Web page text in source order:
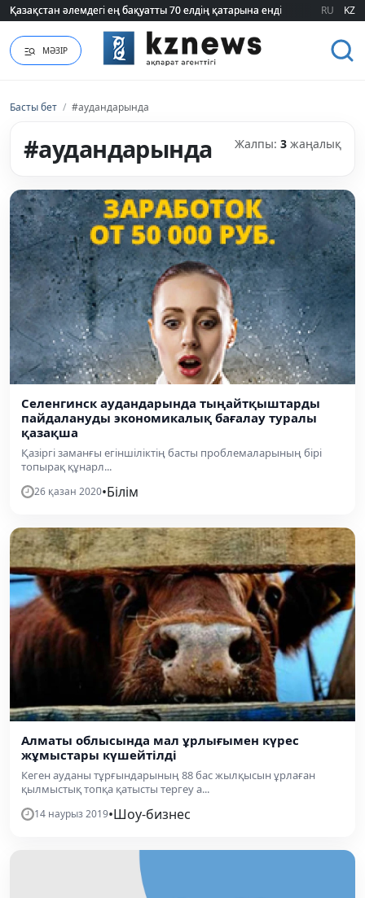
Қазақстан әлемдегі ең бақуатты 70 елдің қатарына енді
Қазақстан әлемдегі ең бақуатты 70 елдің қатарына енді RU KZ
МӘЗІР
Басты бет / #аудандарында
#аудандарында Жалпы: 3 жаңалық
Селенгинск аудандарында тыңайтқыштарды
пайдалануды экономикалық бағалау туралы
қазақша
Қазіргі заманғы егіншіліктің басты проблемаларының бірі
топырақ құнарл...
26 қазан 2020•Білім
Алматы облысында мал ұрлығымен күрес
жұмыстары күшейтілді
Кеген ауданы тұрғындарының 88 бас жылқысын ұрлаған
қылмыстық топқа қатысты тергеу а...
14 наурыз 2019•Шоу-бизнес